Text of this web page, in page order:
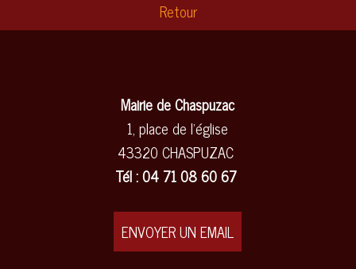
Retour
Mairie de Chaspuzac
1, place de l'église
43320 CHASPUZAC
Tél : 04 71 08 60 67
ENVOYER UN EMAIL